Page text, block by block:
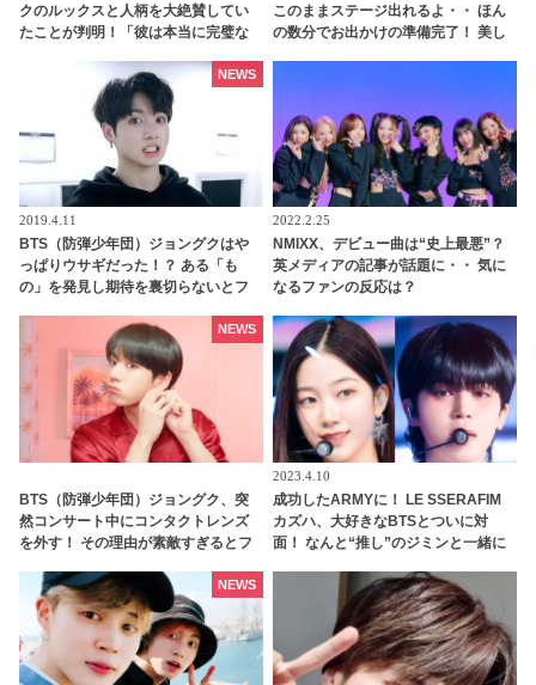
クのルックスと人柄を大絶賛してい
たことが判明！「彼は本当に完璧な
にファンは脱帽「彼は世界の歌姫ま
でも虜にする」
このままステージ出れるよ・・ ほん
の数分でお出かけの準備完了！ 美し
2019.4.11
BTS（防弾少年団）ジョングクはや
っぱりウサギだった！？ ある「も
の」を発見し期待を裏切らないとフ
NEWS
2022.2.25
NMIXX、デビュー曲は“史上最悪”？
英メディアの記事が話題に・・ 気に
なるファンの反応は？
BTS（防弾少年団）ジョングク、突
然コンサート中にコンタクトレンズ
を外す！ その理由が素敵すぎるとフ
NEWS
2023.4.10
成功したARMYに！ LE SSERAFIM
カズハ、大好きなBTSとついに対
面！ なんと“推し”のジミンと一緒に
コラボ実現にうれしさ爆発
NEWS